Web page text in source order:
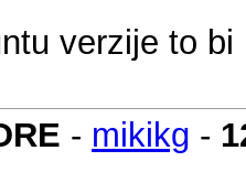
verzije to
- mikikg -